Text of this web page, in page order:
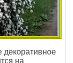
декоративное
на